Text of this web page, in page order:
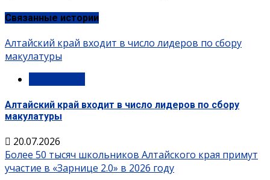
Связанные истории
Алтайский край входит в число лидеров по сбору
макулатуры
Алтайский край входит в число лидеров по сбору
макулатуры
20.07.2026
Более 50 тысяч школьников Алтайского края примут
участие в «Зарнице 2.0» в 2026 году